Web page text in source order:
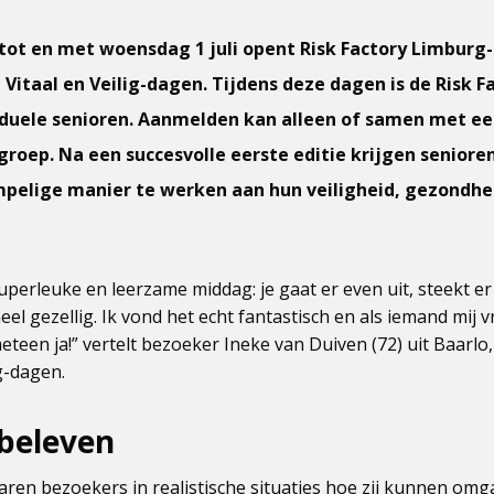
en met woensdag 1 juli opent Risk Factory
en Veilig-dagen. Tijdens deze dagen is de Risk
senioren. Aanmelden kan alleen of samen met
Na een succesvolle eerste editie krijgen
manier te werken aan hun veiligheid,
en leerzame middag: je gaat er even uit, steekt
gezellig. Ik vond het echt fantastisch en als iemand mij
ja!” vertelt bezoeker Ineke van Duiven (72) uit
dagen.
bezoekers in realistische situaties hoe zij kunnen